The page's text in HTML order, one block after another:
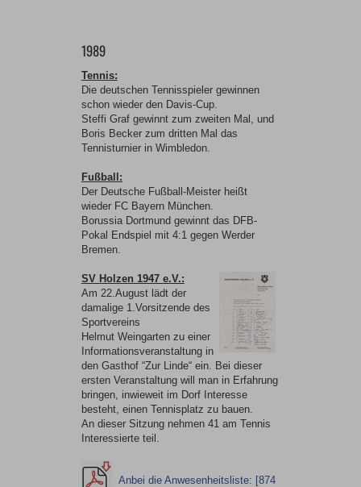
1989
Tennis:
Die deutschen Tennisspieler gewinnen
schon wieder den Davis-Cup.
Steffi Graf gewinnt zum zweiten Mal, und
Boris Becker zum dritten Mal das
Tennisturnier in Wimbledon.
Fußball:
Der Deutsche Fußball-Meister heißt
wieder FC Bayern München.
Borussia Dortmund gewinnt das DFB-
Pokal Endspiel mit 4:1 gegen Werder
Bremen.
SV Holzen 1947 e.V.:
Am 22.August lädt der
damalige 1.Vorsitzende des
Sportvereins
Helmut Weingarten zu einer
Informationsveranstaltung in
den Gasthof “Zur Linde“ ein. Bei dieser
ersten Veranstaltung will man in Erfahrung
bringen, inwieweit im Dorf Interesse
besteht, einen Tennisplatz zu bauen.
An dieser Sitzung nehmen 41 am Tennis
Interessierte teil.
Anbei die Anwesenheitsliste: [874